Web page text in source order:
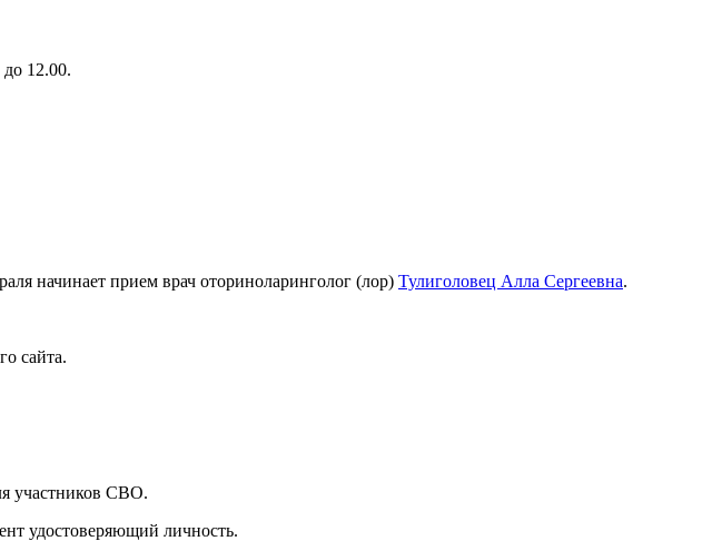
12.00.
начинает прием врач оториноларинголог (лор) Тулиголовец Алла Сергеевна.
сайта.
участников СВО.
удостоверяющий личность.